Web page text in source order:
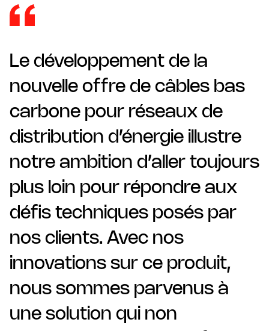
Le développement de la
nouvelle offre de câbles bas
carbone pour réseaux de
distribution d’énergie illustre
notre ambition d’aller toujours
plus loin pour répondre aux
défis techniques posés par
nos clients. Avec nos
innovations sur ce produit,
nous sommes parvenus à
une solution qui non